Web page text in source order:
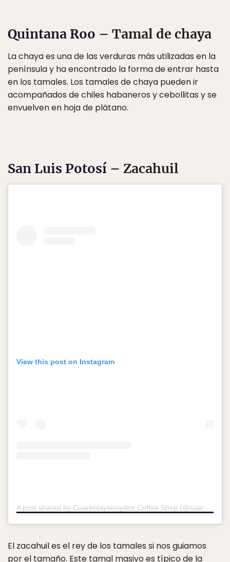
Quintana Roo – Tamal de chaya
La chaya es una de las verduras más utilizadas en la
península y ha encontrado la forma de entrar hasta
en los tamales. Los tamales de chaya pueden ir
acompañados de chiles habaneros y cebollitas y se
envuelven en hoja de plátano.
San Luis Potosí – Zacahuil
View this post on Instagram
A post shared by Cuarentayseisydos Coffee Shop (@cuarentayseisydoscoffeeshop)
El zacahuil es el rey de los tamales si nos guiamos
por el tamaño. Este tamal masivo es típico de la